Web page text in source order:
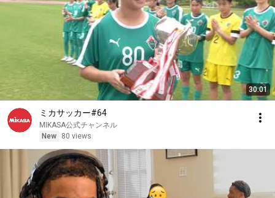
30:01
ミカサッカー#64
MIKASA公式チャンネル
New
80 views